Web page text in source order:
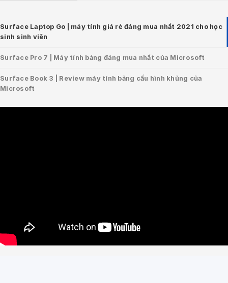
Surface Laptop Go | máy tính giá rẻ đáng mua nhất 2021 cho học
sinh sinh viên
Surface Pro 7 | Máy tính bảng đáng mua nhất của Microsoft
Surface Book 3 | Review máy tính bảng cấu hình khủng của
Microsoft